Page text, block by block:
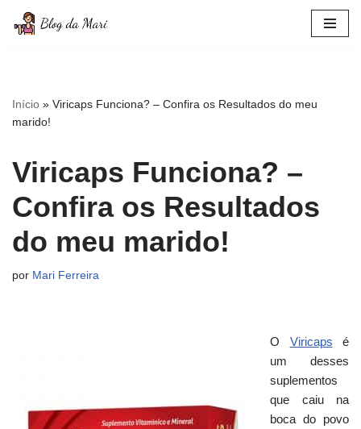
conteúdo
Início » Viricaps Funciona? – Confira os Resultados do meu
marido!
Viricaps Funciona? –
Confira os Resultados
do meu marido!
por Mari Ferreira
O Viricaps é
um desses
suplementos
que caiu na
boca do povo